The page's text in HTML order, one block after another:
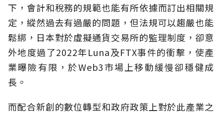
下，會計和稅務的規範也能有所依據而訂出相關規
定，縱然過去有過嚴的問題，但法規可以趨嚴也能
鬆綁，日本對於虛擬通貨交易所的監理制度，卻意
外地度過了2022年Luna及FTX事件的衝擊，使產
業曝險有限，於Web3市場上移動緩慢卻穩健成
長。
而配合新創的數位轉型和政府政策上對於此產業之